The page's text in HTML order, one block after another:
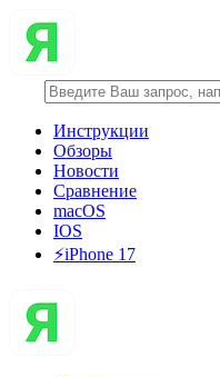
Инструкции
Обзоры
Новости
Сравнение
macOS
IOS
⚡️iPhone 17